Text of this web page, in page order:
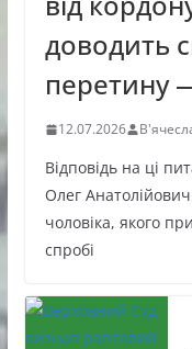
доводить
перетину
12.07.2026
Відповідь на ці
Олег
чоловіка, якого
спробі